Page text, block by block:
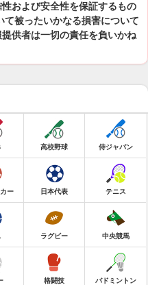
および安全性を保証するもの
被ったいかなる損害について
供者は一切の責任を負いかね
高校野球 侍ジャパン
ー 日本代表 テニス
ラグビー 中央競馬
格闘技 バドミントン